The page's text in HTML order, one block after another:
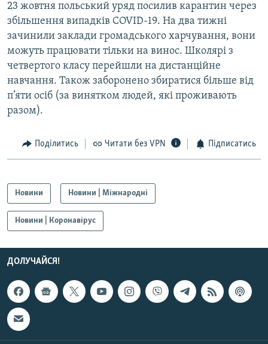
23 жовтня польський уряд посилив карантин через
збільшення випадків COVID-19. На два тижні
зачинили заклади громадського харчування, вони
можуть працювати тільки на винос. Школярі з
четвертого класу перейшли на дистанційне
навчання. Також заборонено збиратися більше від
п’яти осіб (за винятком людей, які проживають
разом).
Поділитись Читати без VPN Підписатись
Новини Новини | Міжнародні
Новини | Коронавірус
ДОЛУЧАЙСЯ!